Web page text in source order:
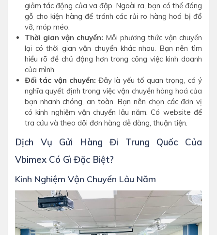
giảm tác động của va đập. Ngoài ra, bạn có thể đóng
gỗ cho kiện hàng để tránh các rủi ro hàng hoá bị đổ
vỡ, móp méo.
Thời gian vận chuyển: Mỗi phương thức vận chuyển
lại có thời gian vận chuyển khác nhau. Bạn nên tìm
hiểu rõ để chủ động hơn trong công việc kinh doanh
của mình.
Đối tác vận chuyển: Đây là yếu tố quan trọng, có ý
nghĩa quyết định trong việc vận chuyển hàng hoá của
bạn nhanh chóng, an toàn. Bạn nên chọn các đơn vị
có kinh nghiệm vận chuyển lâu năm. Có website để
tra cứu và theo dõi đơn hàng dễ dàng, thuận tiện.
Dịch Vụ Gửi Hàng Đi Trung Quốc Của
Vbimex Có Gì Đặc Biệt?
Kinh Nghiệm Vận Chuyển Lâu Năm